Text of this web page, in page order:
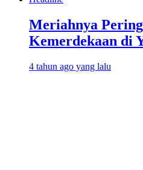
Meriahnya
Kemerdekaan di
4 tahun ago yang lalu